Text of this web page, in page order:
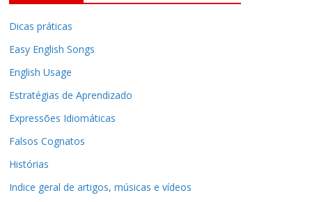
Dicas práticas
Easy English Songs
English Usage
Estratégias de Aprendizado
Expressões Idiomáticas
Falsos Cognatos
Histórias
Indice geral de artigos, músicas e vídeos